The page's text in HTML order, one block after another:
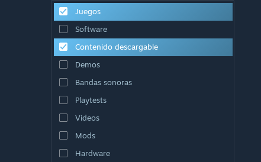
Indie
Acceso anticipado
Casuales
Simuladores
Carreras
Deportes
Producción de video
Edición fotográfica
Juegos
Software
Contenido descargable
Demos
Bandas sonoras
Playtests
Videos
Mods
Hardware